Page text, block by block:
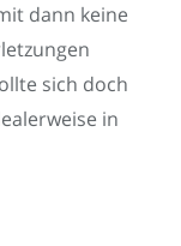
dann keine
sich doch
in